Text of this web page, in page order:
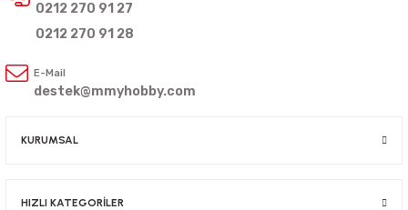
0212 270 91 27
0212 270 91 28
E-Mail
destek@mmyhobby.com
KURUMSAL
HIZLI KATEGORİLER